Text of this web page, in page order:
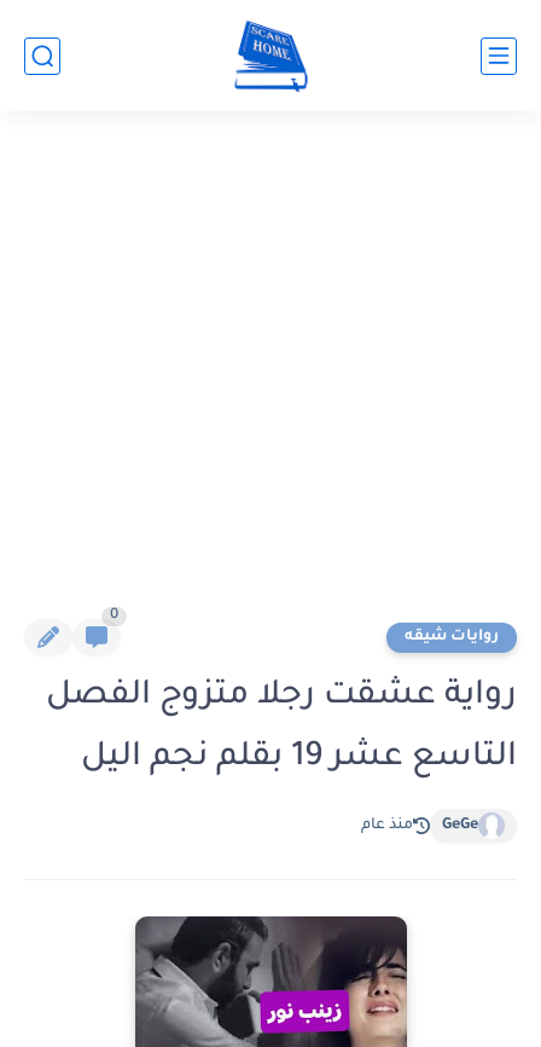
روايات شيقه
0
رواية عشقت رجلا متزوج الفصل
التاسع عشر 19 بقلم نجم اليل
GeGe منذ عام